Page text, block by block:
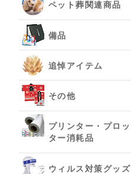
ペット葬関連商品
備品
追悼アイテム
その他
プリンター・プロッ
ター消耗品
ウィルス対策グッズ